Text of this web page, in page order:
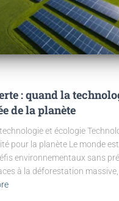
: quand la
de la planète
et écologie
pour la planète Le monde est
environnementaux sans
à la déforestation massive,